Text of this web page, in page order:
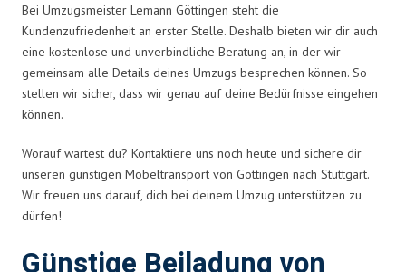
Bei Umzugsmeister Lemann Göttingen steht die
Kundenzufriedenheit an erster Stelle. Deshalb bieten wir dir auch
eine kostenlose und unverbindliche Beratung an, in der wir
gemeinsam alle Details deines Umzugs besprechen können. So
stellen wir sicher, dass wir genau auf deine Bedürfnisse eingehen
können.
Worauf wartest du? Kontaktiere uns noch heute und sichere dir
unseren günstigen Möbeltransport von Göttingen nach Stuttgart.
Wir freuen uns darauf, dich bei deinem Umzug unterstützen zu
dürfen!